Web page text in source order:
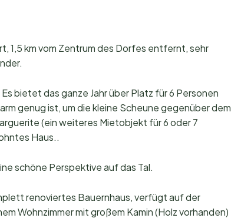
1,5 km vom Zentrum des Dorfes entfernt, sehr
bietet das ganze Jahr über Platz für 6 Personen
genug ist, um die kleine Scheune gegenüber dem
(ein weiteres Mietobjekt für 6 oder 7
Haus..
schöne Perspektive auf das Tal.
renoviertes Bauernhaus, verfügt auf der
Wohnzimmer mit großem Kamin (Holz vorhanden)